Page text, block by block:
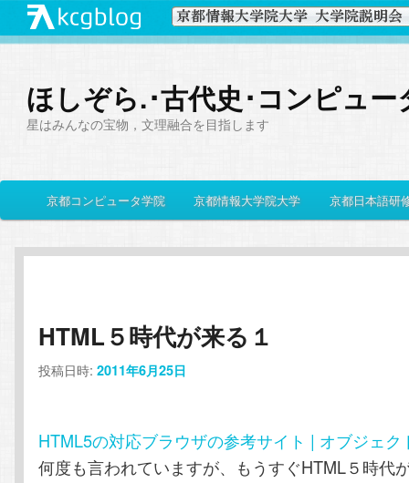
ほしぞら.･古代史･コンピュー
星はみんなの宝物，文理融合を目指します
イ
メ
イ
コ
ン
ン
サ
ブ
ン
テ
ツ
京都コンピュータ学院 京都情報大学院大学 京都日本語研
HTML５時代が来る１
投稿日時:2011年6月25日
HTML5の対応ブラウザの参考サイト | オブジェク
何度も言われていますが、もうすぐHTML５時代